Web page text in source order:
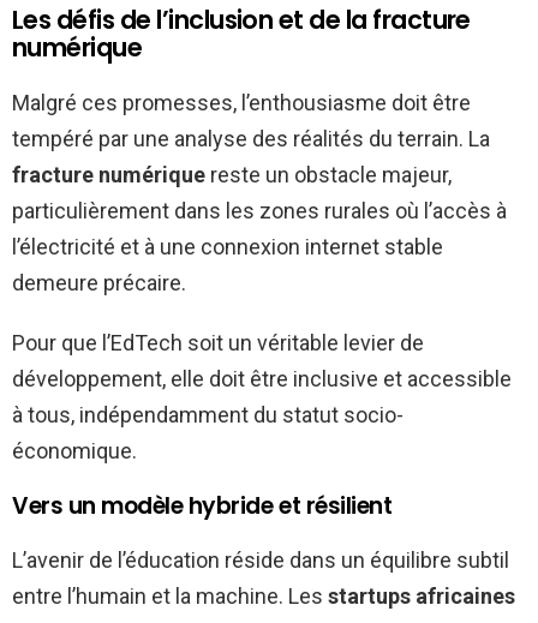
Les défis de l’inclusion et de la fracture
numérique
Malgré ces promesses, l’enthousiasme doit être
tempéré par une analyse des réalités du terrain. La
fracture numérique reste un obstacle majeur,
particulièrement dans les zones rurales où l’accès à
l’électricité et à une connexion internet stable
demeure précaire.
Pour que l’EdTech soit un véritable levier de
développement, elle doit être inclusive et accessible
à tous, indépendamment du statut socio-
économique.
Vers un modèle hybride et résilient
L’avenir de l’éducation réside dans un équilibre subtil
entre l’humain et la machine. Les startups africaines